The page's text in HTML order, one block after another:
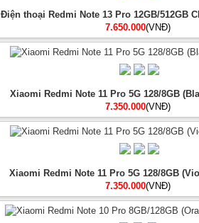
Điện thoại Redmi Note 13 Pro 12GB/512GB
7.650.000(VNĐ)
Xiaomi Redmi Note 11 Pro 5G 128/8GB
7.350.000(VNĐ)
Xiaomi Redmi Note 11 Pro 5G 128/8GB
7.350.000(VNĐ)